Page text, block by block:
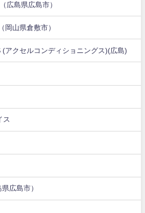
広島県広島市）
岡山県倉敷市）
アクセルコンディショニングス)(広島)
ス
広島市）